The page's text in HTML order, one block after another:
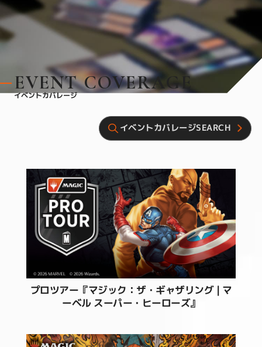
PICK UP
EVENT COVERAGE
イベントカバレージ
イベントカバレージSEARCH
プロツアー『マジック：ザ・ギャザリング | マ
ーベル スーパー・ヒーローズ』